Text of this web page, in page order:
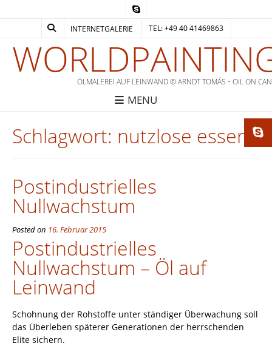
INTERNETGALERIE TEL: +49 40 41469863
ÖLMALEREI AUF LEINWAND © ARNDT TOMÁS • OIL ON
MENU
Schlagwort: nutzlose esser
Postindustrielles
Nullwachstum
Posted on 16. Februar 2015
Postindustrielles
Nullwachstum – Öl auf
Leinwand
Schohnung der Rohstoffe unter ständiger Überwachung soll
das Überleben späterer Generationen der herrschenden
Elite sichern.